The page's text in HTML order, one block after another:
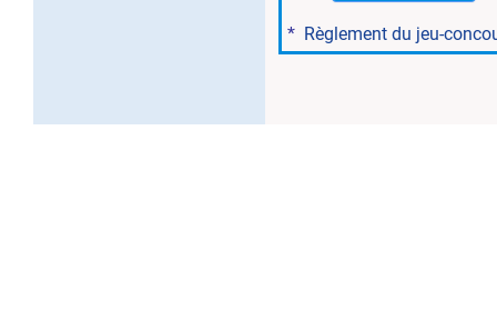
* Règlement du jeu-